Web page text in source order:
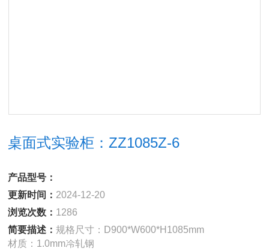
桌面式实验柜：ZZ1085Z-6
产品型号：
更新时间： 2024-12-20
浏览次数： 1286
简要描述：规格尺⼨：D900*W600*H1085mm
材质：1.0mm冷轧钢